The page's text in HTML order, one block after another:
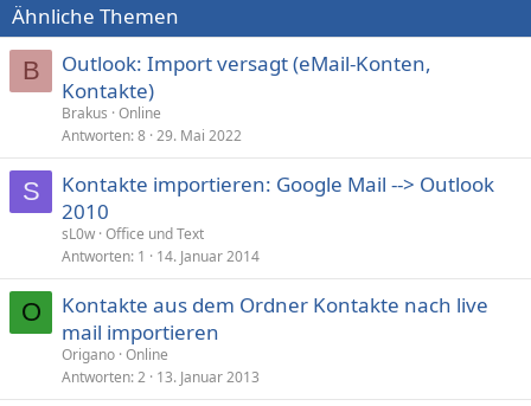
Ähnliche Themen
B
Outlook: Import versagt (eMail-Konten,
Kontakte)
Brakus Online
Antworten 8 29. Mai 2022
S
Kontakte importieren: Google Mail --> Outlook
2010
sL0w Office und Text
Antworten 1 14. Januar 2014
O
Kontakte aus dem Ordner Kontakte nach live
mail importieren
Origano Online
Antworten 2 13. Januar 2013